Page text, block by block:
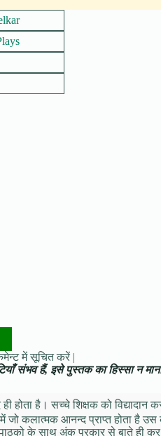
में सूचित करें |
संभव हैं, इसे पुस्तक का हिस्सा न
होता है। सच्चे शिक्षक को
कलात्मक आनन्द प्राप्त होता है उस
के साथ अंक प्रकार से बाते ही